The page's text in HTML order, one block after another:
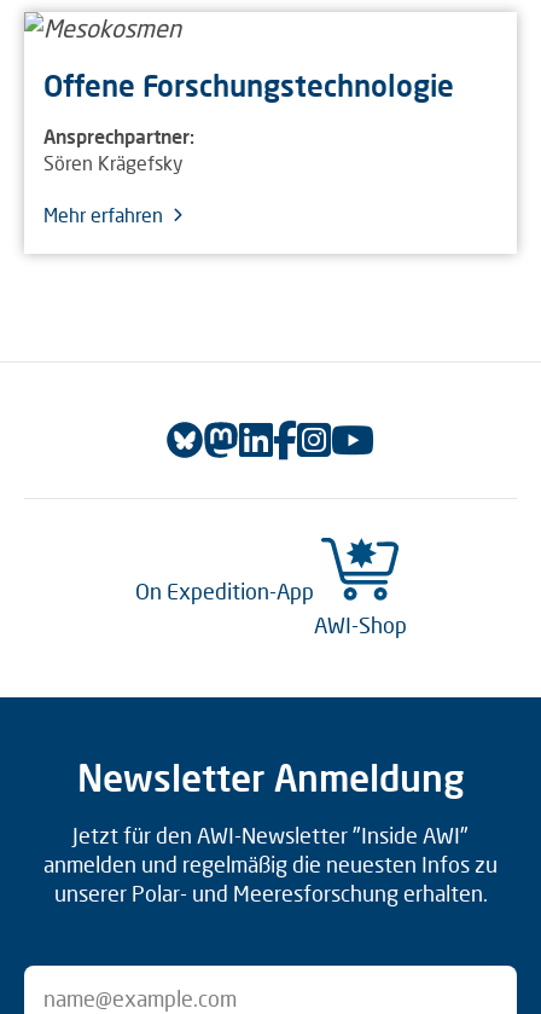
Offene Forschungstechnologie
Ansprechpartner:
Sören Krägefsky
Mehr erfahren
On Expedition-App
AWI-Shop
Newsletter Anmeldung
Jetzt für den AWI-Newsletter "Inside AWI"
anmelden und regelmäßig die neuesten Infos zu
unserer Polar- und Meeresforschung erhalten.